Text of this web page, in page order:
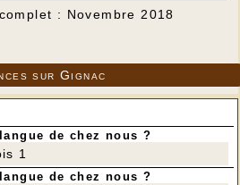
: Novembre 2018
sur Gignac
de chez nous ?
1
de chez nous ?